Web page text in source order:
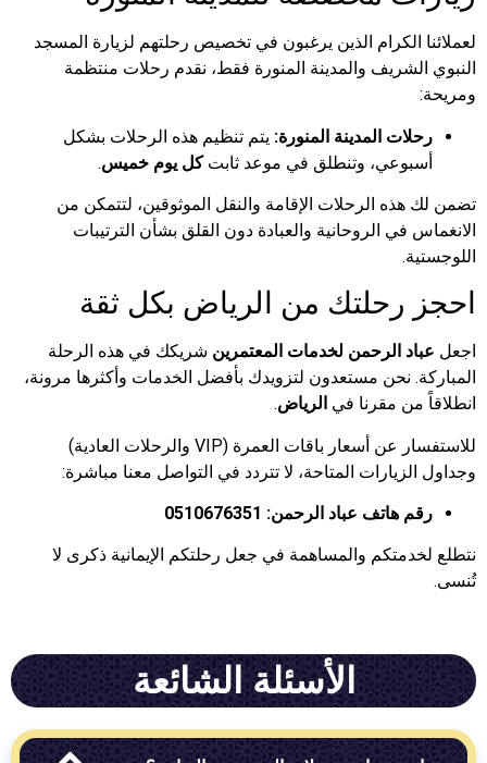
الكرام الذين يرغبون في تخصيص رحلتهم لزيارة المسجد
والمدينة المنورة فقط، نقدم رحلات منتظمة
المدينة المنورة:يتم تنظيم هذه الرحلات بشكل
وتنطلق في موعد ثابتكل يوم خميس.
الرحلات الإقامة والنقل الموثوقين، لتتمكن من
الروحانية والعبادة دون القلق بشأن الترتيبات
من الرياض بكل ثقة
الرحمن لخدمات المعتمرين شريكك في هذه الرحلة
نحن مستعدون لتزويدك بأفضل الخدمات وأكثرها مرونة،
مقرنا في الرياض.
للاستفسار عن أسعار باقات العمرة (VIP والرحلات العادية)
المتاحة، لا تتردد في التواصل معنا مباشرة:
هاتف عباد الرحمن: 0510676351
والمساهمة في جعل رحلتكم الإيمانية ذكرى لا
الأسئلة الشائعة